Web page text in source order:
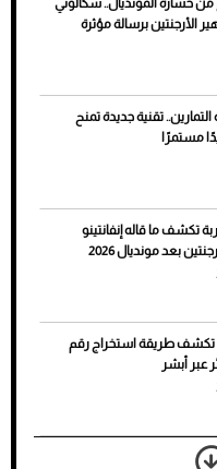
الوقوف.. أشهر
المناسب للقميص
الأرجنتين برسالة مؤثرة
التمارين.. تقنية جديدة تمنح
مستمرًا
تكشف ما قاله إنفانتينو
بعد مونديال 2026
تكشف طريقة استخراج رقم
عبر أبشر
أشهر من تعرضه لحادث مروع.. جوشوا